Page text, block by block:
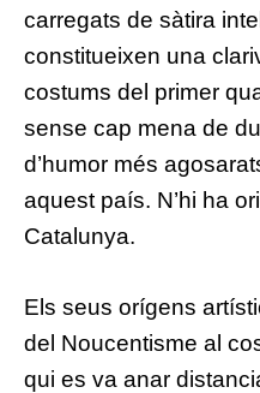
carregats de sàtira
constitueixen una
costums del primer
sense cap mena de
d’humor més
aquest país. N’hi ha
Catalunya.
Els seus orígens
del Noucentisme al
qui es va anar